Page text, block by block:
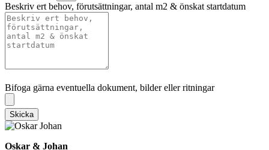
Beskriv ert behov, förutsättningar, antal m2 & önskat startdatum
Bifoga gärna eventuella dokument, bilder eller ritningar
Skicka
Oskar & Johan